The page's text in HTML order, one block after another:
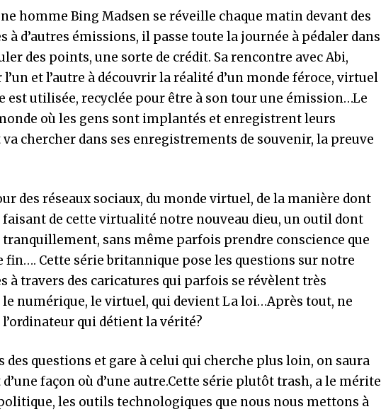
homme Bing Madsen se réveille chaque matin devant des
d’autres émissions, il passe toute la journée à pédaler dans
des points, une sorte de crédit. Sa rencontre avec Abi,
et l’autre à découvrir la réalité d’un monde féroce, virtuel
est utilisée, recyclée pour être à son tour une émission…Le
où les gens sont implantés et enregistrent leurs
chercher dans ses enregistrements de souvenir, la preuve
des réseaux sociaux, du monde virtuel, de la manière dont
de cette virtualité notre nouveau dieu, un outil dont
tranquillement, sans même parfois prendre conscience que
fin…. Cette série britannique pose les questions sur notre
à travers des caricatures qui parfois se révèlent très
numérique, le virtuel, qui devient La loi…Après tout, ne
qui détient la vérité?
questions et gare à celui qui cherche plus loin, on saura
façon où d’une autre.Cette série plutôt trash, a le mérite
les outils technologiques que nous nous mettons à